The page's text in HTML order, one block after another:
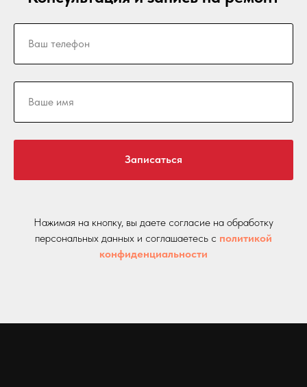
Записаться
Нажимая на кнопку, вы даете согласие на обработку
персональных данных и соглашаетесь c политикой
конфиденциальности